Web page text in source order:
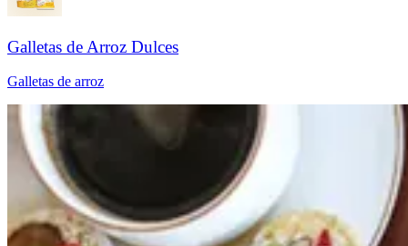
Galletas de Arroz Dulces​​​​‌ ‍ ​‍​‍‌‍ ‌ ​‍‌‍‍‌‌‍‌ ‌‍‍‌‌‍ ‍​‍​‍​ ‍‍​‍​‍‌ ​ ‌‍​‌‌‍ ‍‌‍‍‌‌ ‌​‌ ‍‌​‍ ‍‌‍‍‌‌‍ ​‍​‍​‍ ​​‍​‍‌‍‍​‌ ​‍‌‍‌‌‌‍‌‍​‍​‍​ ‍‍​‍​‍‌‍‍​‌ ‌​‌ ‌​‌ ​​‌ ​ ​ ‍‍​‍ ​‍ ‌ ‌​‌ ‌‌‌‍​ ‌‍​‌‌ ​​‌‍‌‌‌‍ ​​‍ ‍‌ ​ ‌‍​‌‌‍ ‍‌‍‍‌‌ ‌​‌ ‍‌​‍ ‍‌ ​ ‌ ‌​‌ ‌‌‌‍‌​‌‍‍‌‌‍ ​‍ ‌‍‍‌‌‍ ‍‌ ‌​‌‍‌‌‌‍ ‍‌ ‌​​‍ ‌‍‌‌‌‍‌​‌‍‍‌‌ ‌​​‍ ‌‍ ‌‌‍ ‌‍‌​‌‍‌‌​ ‌‌ ​​‌ ​‍‌‍‌‌‌ ​ ‌‍‌‌‌‍ ‍‌ ‌​‌‍​‌‌ ‌​‌‍‍‌‌‍ ‌‍ ‍​ ‍ ‌‍‍‌‌‍‌​​ ‌​ ‍‌​ ‌ ‌‍​ ‌‍‌‌​ ​‌​ ‍‌​ ​‌​ ​ ​‍ ‌​ ​‌​ ‌​‌‍‌‌​ ‍‌​‍ ‌​ ‌​​ ​ ‌‍​‍​ ‌‍​‍ ‌​ ‍​‌‍‌‍​ ​‌​ ‍​​‍ ‌‌‍​‌​ ​‍​ ‌‌​ ‌ ‌‍​‌​ ‌ ‌‍‌​​ ‌‍​ ​‍​ ​‍‌‍​‌‌‍​‌​ ‍ ‌ ‌​‌ ‍‌‌ ​​‌‍‌‌​ ‌‌ ​​‌ ​‍‌‍ ‌‍‌​‌ ‌‌‌‍​ ‌ ‌​​ ‍ ‌ ​​‌‍​‌‌ ‌​‌‍‍​​ ‌‌ ‌​‌‍‍‌‌ ‌​‌‍ ​‌‍‌‌​ ‌‍​‍‌‍​‌‌ ​ ‌‍‌‌‌‌‌‌‌ ​‍‌‍ ​​ ‌‌‍‍​‌ ‌​‌ ‌​‌ ​​‌ ​ ​‍‌‌​ ​ ‌​​‌​‍‌‌​ ​‍‌​‌‍​‍‌‌​ ​‍‌​‌‍‌ ‌​‌ ‌‌‌‍​ ‌‍​‌‌ ​​‌‍‌‌‌‍ ​​‍ ‍‌ ​ ‌‍​‌‌‍ ‍‌‍‍‌‌ ‌​‌ ‍‌​‍ ‍‌ ​ ‌ ‌​‌ ‌‌‌‍‌​‌‍‍‌‌‍ ​‍‌‍‌‍‍‌‌‍‌​​ ‌​ ‍‌​ ‌ ‌‍​ ‌‍‌‌​ ​‌​ ‍‌​ ​‌​ ​ ​‍ ‌​ ​‌​ ‌​‌‍‌‌​ ‍‌​‍ ‌​ ‌​​ ​ ‌‍​‍​ ‌‍​‍ ‌​ ‍​‌‍‌‍​ ​‌​ ‍​​‍ ‌‌‍​‌​ ​‍​ ‌‌​ ‌ ‌‍​‌​ ‌ ‌‍‌​​ ‌‍​ ​‍​ ​‍‌‍​‌‌‍​‌​‍‌‍‌ ‌​‌ ‍‌‌ ​​‌‍‌‌​ ‌‌ ​​‌ ​‍‌‍ ‌‍‌​‌ ‌‌‌‍​ ‌ ‌​​‍‌‍‌ ​​‌‍​‌‌ ‌​‌‍‍​​ ‌‌ ‌​‌‍‍‌‌ ‌​‌‍ ​‌‍‌‌​‍‌‍‌ ​​‌‍‌‌‌ ​‍‌ ​ ‌ ​​‌‍‌‌‌‍​ ‌ ‌​‌‍‍‌‌ ‌‍‌‍‌‌​ ‌‌ ​​‌ ‌‌‌‍​‍‌‍ ​‌‍‍‌‌ ​ ‌‍‍​‌‍‌‌‌‍‌​​‍​‍‌ ‌
Galletas de arroz​​​​‌ ‍ ​‍​‍‌‍ ‌ ​‍‌‍‍‌‌‍‌ ‌‍‍‌‌‍ ‍​‍​‍​ ‍‍​‍​‍‌ ​ ‌‍​‌‌‍ ‍‌‍‍‌‌ ‌​‌ ‍‌​‍ ‍‌‍‍‌‌‍ ​‍​‍​‍ ​​‍​‍‌‍‍​‌ ​‍‌‍‌‌‌‍‌‍​‍​‍​ ‍‍​‍​‍‌‍‍​‌ ‌​‌ ‌​‌ ​​‌ ​ ​ ‍‍​‍ ​‍ ‌ ‌​‌ ‌‌‌‍​ ‌‍​‌‌ ​​‌‍‌‌‌‍ ​​‍ ‍‌ ​ ‌‍​‌‌‍ ‍‌‍‍‌‌ ‌​‌ ‍‌​‍ ‍‌ ​ ‌ ‌​‌ ‌‌‌‍‌​‌‍‍‌‌‍ ​‍ ‌‍‍‌‌‍ ‍‌ ‌​‌‍‌‌‌‍ ‍‌ ‌​​‍ ‌‍‌‌‌‍‌​‌‍‍‌‌ ‌​​‍ ‌‍ ‌‌‍ ‌‍‌​‌‍‌‌​ ‌‌ ​​‌ ​‍‌‍‌‌‌ ​ ‌‍‌‌‌‍ ‍‌ ‌​‌‍​‌‌ ‌​‌‍‍‌‌‍ ‌‍ ‍​ ‍ ‌‍‍‌‌‍‌​​ ‌‌‍​‌‌‍​‍‌‍​‍​ ​‍‌‍‌​‌‍​‌​ ‌​​ ​‌​‍ ‌​ ‌​​ ‌‍​ ​​‌‍‌​​‍ ‌​ ‌​​ ‍‌​ ​‌​ ‍​​‍ ‌​ ‍​‌‍‌‍​ ‌‍​ ‌‌​‍ ‌​ ​‌‌‍‌‍​ ​‍​ ‌ ‌‍‌‌‌‍‌‍​ ​ ‌‍‌​​ ‌‌​ ​​‌‍‌‍​ ‌‍​ ‍ ‌ ‌​‌ ‍‌‌ ​​‌‍‌‌​ ‌‌ ​​‌ ​‍‌‍ ‌‍‌​‌ ‌‌‌‍​ ‌ ‌​‌​​ ‌‍​‌‌ ‌​‌‍‌‌‌‍‌ ‌‍ ‌ ​‍‌ ‍‌​ ‍ ‌ ​​‌‍​‌‌ ‌​‌‍‍​​ ‌‌ ‌​‌‍‍‌‌ ‌​‌‍ ​‌‍‌‌​ ‌‍​‍‌‍​‌‌ ​ ‌‍‌‌‌‌‌‌‌ ​‍‌‍ ​​ ‌‌‍‍​‌ ‌​‌ ‌​‌ ​​‌ ​ ​‍‌‌​ ​ ‌​​‌​‍‌‌​ ​‍‌​‌‍​‍‌‌​ ​‍‌​‌‍‌ ‌​‌ ‌‌‌‍​ ‌‍​‌‌ ​​‌‍‌‌‌‍ ​​‍ ‍‌ ​ ‌‍​‌‌‍ ‍‌‍‍‌‌ ‌​‌ ‍‌​‍ ‍‌ ​ ‌ ‌​‌ ‌‌‌‍‌​‌‍‍‌‌‍ ​‍‌‍‌‍‍‌‌‍‌​​ ‌‌‍​‌‌‍​‍‌‍​‍​ ​‍‌‍‌​‌‍​‌​ ‌​​ ​‌​‍ ‌​ ‌​​ ‌‍​ ​​‌‍‌​​‍ ‌​ ‌​​ ‍‌​ ​‌​ ‍​​‍ ‌​ ‍​‌‍‌‍​ ‌‍​ ‌‌​‍ ‌​ ​‌‌‍‌‍​ ​‍​ ‌ ‌‍‌‌‌‍‌‍​ ​ ‌‍‌​​ ‌‌​ ​​‌‍‌‍​ ‌‍​‍‌‍‌ ‌​‌ ‍‌‌ ​​‌‍‌‌​ ‌‌ ​​‌ ​‍‌‍ ‌‍‌​‌ ‌‌‌‍​ ‌ ‌​‌​​ ‌‍​‌‌ ‌​‌‍‌‌‌‍‌ ‌‍ ‌ ​‍‌ ‍‌​‍‌‍‌ ​​‌‍​‌‌ ‌​‌‍‍​​ ‌‌ ‌​‌‍‍‌‌ ‌​‌‍ ​‌‍‌‌​‍‌‍‌ ​​‌‍‌‌‌ ​‍‌ ​ ‌ ​​‌‍‌‌‌‍​ ‌ ‌​‌‍‍‌‌ ‌‍‌‍‌‌​ ‌‌ ​​‌ ‌‌‌‍​‍‌‍ ​‌‍‍‌‌ ​ ‌‍‍​‌‍‌‌‌‍‌​​‍​‍‌ ‌